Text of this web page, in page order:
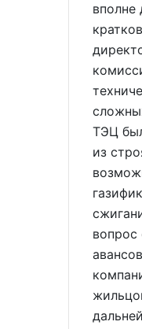
вполне
ТЭЦ
из